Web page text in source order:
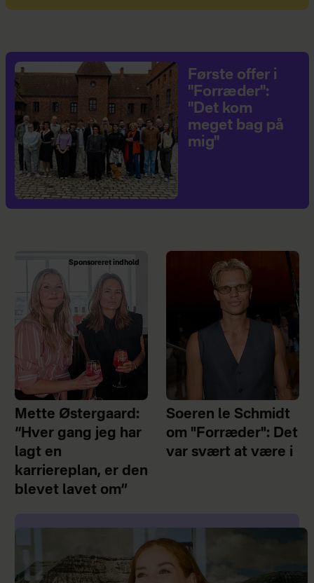
Første offer i
"Forræder":
"Det kom
meget bag på
mig"
Sponsoreret indhold
Mette Østergaard:
“Hver gang jeg har
lagt en
karriereplan, er den
blevet lavet om”
Soeren le Schmidt
om "Forræder": Det
var svært at være i